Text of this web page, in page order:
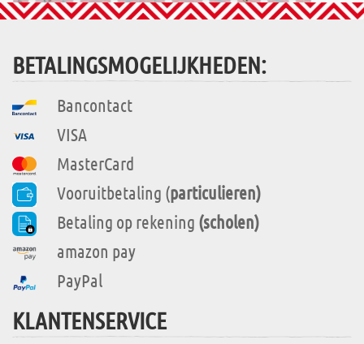
BETALINGSMOGELIJKHEDEN:
Bancontact
VISA
MasterCard
Vooruitbetaling (particulieren)
Betaling op rekening (scholen)
amazon pay
PayPal
KLANTENSERVICE